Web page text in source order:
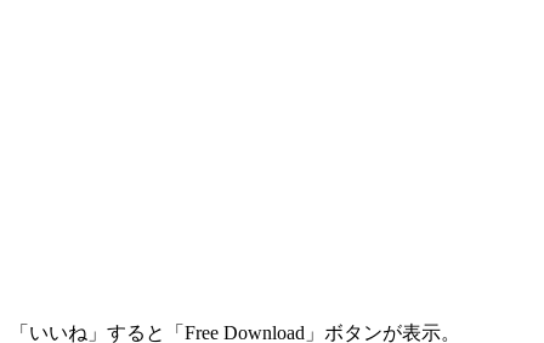
「いいね」すると「Free Download」ボタンが表示。